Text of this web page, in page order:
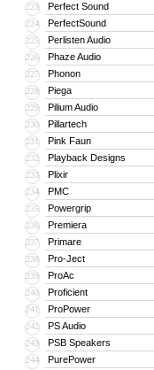
223 Perfect Sound
224 PerfectSound
225 Perlisten Audio
226 Phaze Audio
227 Phonon
228 Piega
229 Pilium Audio
230 Pillartech
231 Pink Faun
232 Playback Designs
233 Plixir
234 PMC
235 Powergrip
236 Premiera
237 Primare
238 Pro-Ject
239 ProAc
240 Proficient
241 ProPower
242 PS Audio
243 PSB Speakers
244 PurePower